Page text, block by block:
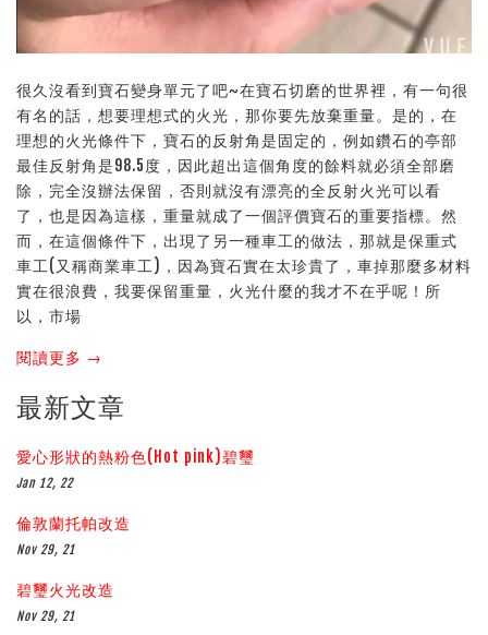
很久沒看到寶石變身單元了吧~在寶石切磨的世界裡，有一句很
有名的話，想要理想式的火光，那你要先放棄重量。是的，在
理想的火光條件下，寶石的反射角是固定的，例如鑽石的亭部
最佳反射角是98.5度，因此超出這個角度的餘料就必須全部磨
除，完全沒辦法保留，否則就沒有漂亮的全反射火光可以看
了，也是因為這樣，重量就成了一個評價寶石的重要指標。然
而，在這個條件下，出現了另一種車工的做法，那就是保重式
車工(又稱商業車工)，因為寶石實在太珍貴了，車掉那麼多材料
實在很浪費，我要保留重量，火光什麼的我才不在乎呢！所
以，市場
閱讀更多 →
最新文章
愛心形狀的熱粉色(Hot pink)碧璽
Jan 12, 22
倫敦蘭托帕改造
Nov 29, 21
碧璽火光改造
Nov 29, 21